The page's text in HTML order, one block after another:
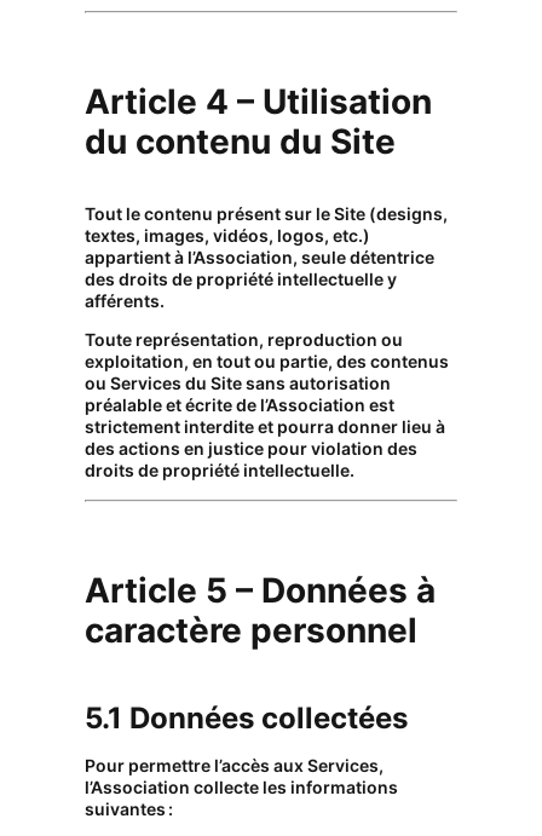
Article 4 – Utilisation
du contenu du Site
Tout le contenu présent sur le Site (designs,
textes, images, vidéos, logos, etc.)
appartient à l’Association, seule détentrice
des droits de propriété intellectuelle y
afférents.
Toute représentation, reproduction ou
exploitation, en tout ou partie, des contenus
ou Services du Site sans autorisation
préalable et écrite de l’Association est
strictement interdite et pourra donner lieu à
des actions en justice pour violation des
droits de propriété intellectuelle.
Article 5 – Données à
caractère personnel
5.1 Données collectées
Pour permettre l’accès aux Services,
l’Association collecte les informations
suivantes :